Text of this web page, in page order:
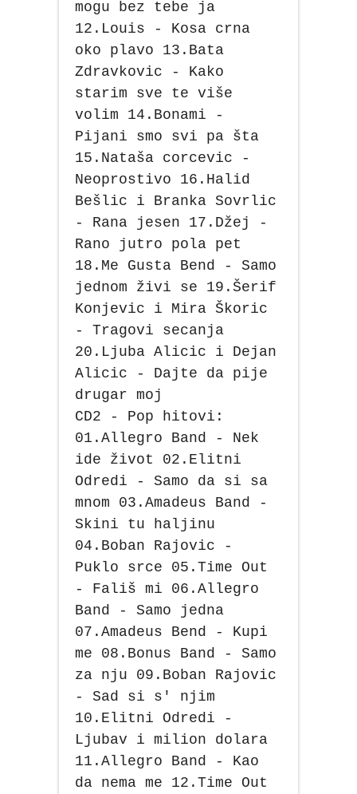
mogu bez tebe ja
12.Louis - Kosa crna
oko plavo 13.Bata
Zdravkovic - Kako
starim sve te više
volim 14.Bonami -
Pijani smo svi pa šta
15.Nataša corcevic -
Neoprostivo 16.Halid
Bešlic i Branka Sovrlic
- Rana jesen 17.Džej -
Rano jutro pola pet
18.Me Gusta Bend - Samo
jednom živi se 19.Šerif
Konjevic i Mira Škoric
- Tragovi secanja
20.Ljuba Alicic i Dejan
Alicic - Dajte da pije
drugar moj
CD2 - Pop hitovi:
01.Allegro Band - Nek
ide život 02.Elitni
Odredi - Samo da si sa
mnom 03.Amadeus Band -
Skini tu haljinu
04.Boban Rajovic -
Puklo srce 05.Time Out
- Fališ mi 06.Allegro
Band - Samo jedna
07.Amadeus Bend - Kupi
me 08.Bonus Band - Samo
za nju 09.Boban Rajovic
- Sad si s' njim
10.Elitni Odredi -
Ljubav i milion dolara
11.Allegro Band - Kao
da nema me 12.Time Out